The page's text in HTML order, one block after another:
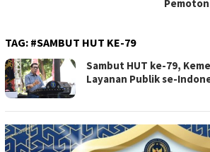
TAG: #SAMBUT HUT KE-79
Sambut HUT ke-79,
Layanan Publik se-